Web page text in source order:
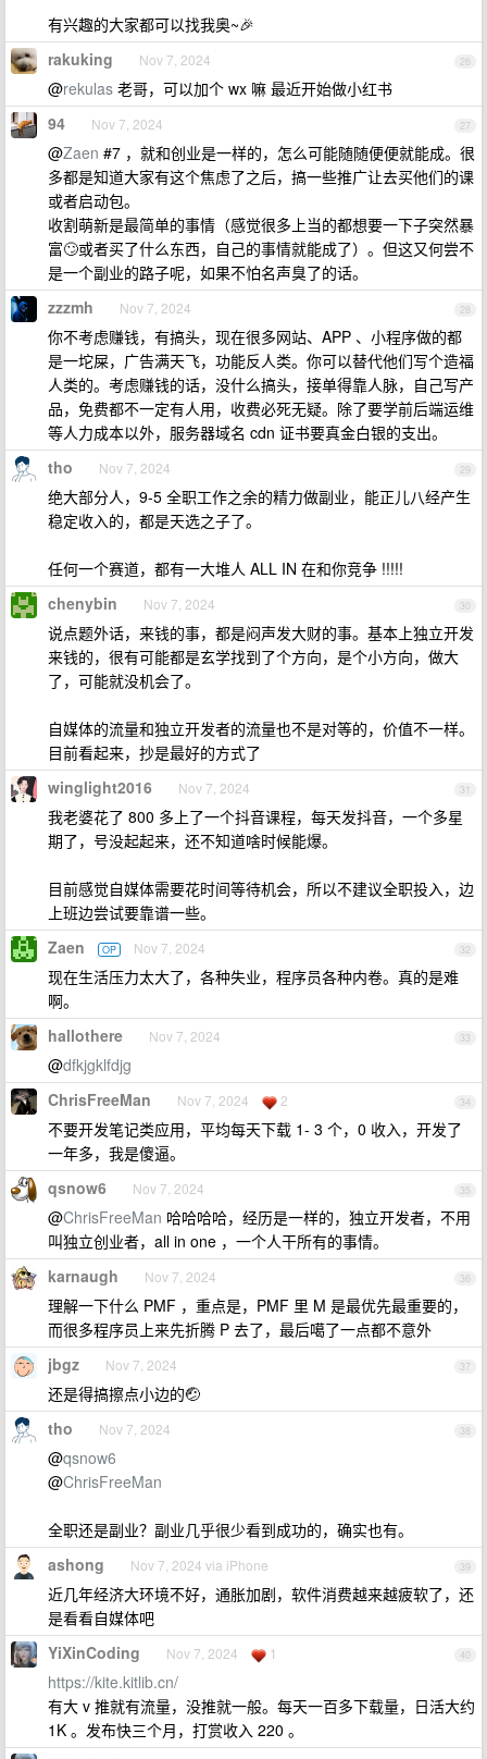
有兴趣的大家都可以找我奥~🎉
26
rakuking Nov 7, 2024
@rekulas 老哥，可以加个 wx 嘛 最近开始做小红书
27
94 Nov 7, 2024
@Zaen #7 ，就和创业是一样的，怎么可能随随便便就能成。很
多都是知道大家有这个焦虑了之后，搞一些推广让去买他们的课
或者启动包。
收割萌新是最简单的事情（感觉很多上当的都想要一下子突然暴
富🙄或者买了什么东西，自己的事情就能成了）。但这又何尝不
是一个副业的路子呢，如果不怕名声臭了的话。
28
zzzmh Nov 7, 2024
你不考虑赚钱，有搞头，现在很多网站、APP 、小程序做的都
是一坨屎，广告满天飞，功能反人类。你可以替代他们写个造福
人类的。考虑赚钱的话，没什么搞头，接单得靠人脉，自己写产
品，免费都不一定有人用，收费必死无疑。除了要学前后端运维
等人力成本以外，服务器域名 cdn 证书要真金白银的支出。
29
tho Nov 7, 2024
绝大部分人，9-5 全职工作之余的精力做副业，能正儿八经产生
稳定收入的，都是天选之子了。
任何一个赛道，都有一大堆人 ALL IN 在和你竞争 !!!!!
30
chenybin Nov 7, 2024
说点题外话，来钱的事，都是闷声发大财的事。基本上独立开发
来钱的，很有可能都是玄学找到了个方向，是个小方向，做大
了，可能就没机会了。
自媒体的流量和独立开发者的流量也不是对等的，价值不一样。
目前看起来，抄是最好的方式了
31
winglight2016 Nov 7, 2024
我老婆花了 800 多上了一个抖音课程，每天发抖音，一个多星
期了，号没起起来，还不知道啥时候能爆。
目前感觉自媒体需要花时间等待机会，所以不建议全职投入，边
上班边尝试要靠谱一些。
32
Zaen OP Nov 7, 2024
现在生活压力太大了，各种失业，程序员各种内卷。真的是难
啊。
33
hallothere Nov 7, 2024
@dfkjgklfdjg
34
ChrisFreeMan Nov 7, 2024 2
不要开发笔记类应用，平均每天下载 1- 3 个，0 收入，开发了
一年多，我是傻逼。
35
qsnow6 Nov 7, 2024
@ChrisFreeMan 哈哈哈哈，经历是一样的，独立开发者，不用
叫独立创业者，all in one ，一个人干所有的事情。
36
karnaugh Nov 7, 2024
理解一下什么 PMF ，重点是，PMF 里 M 是最优先最重要的，
而很多程序员上来先折腾 P 去了，最后噶了一点都不意外
37
jbgz Nov 7, 2024
还是得搞擦点小边的🤕
38
tho Nov 7, 2024
@qsnow6
@ChrisFreeMan
全职还是副业？副业几乎很少看到成功的，确实也有。
39
ashong Nov 7, 2024 via iPhone
近几年经济大环境不好，通胀加剧，软件消费越来越疲软了，还
是看看自媒体吧
40
YiXinCoding Nov 7, 2024 1
https://kite.kitlib.cn/
有大 v 推就有流量，没推就一般。每天一百多下载量，日活大约
1K 。发布快三个月，打赏收入 220 。